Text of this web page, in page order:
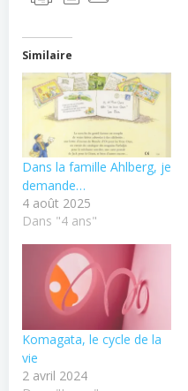
Similaire
Dans la famille Ahlberg, je
demande…
4 août 2025
Dans "4 ans"
Komagata, le cycle de la
vie
2 avril 2024